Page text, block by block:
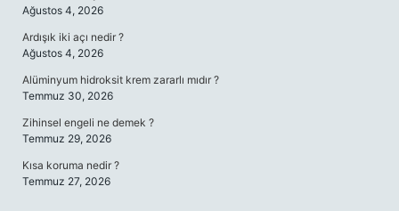
Ağustos 4, 2026
Ardışık iki açı nedir ?
Ağustos 4, 2026
Alüminyum hidroksit krem zararlı mıdır ?
Temmuz 30, 2026
Zihinsel engeli ne demek ?
Temmuz 29, 2026
Kısa koruma nedir ?
Temmuz 27, 2026